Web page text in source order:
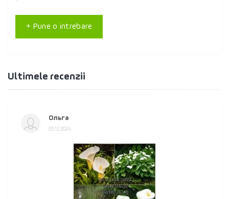
+ Pune o intrebare
Ultimele recenzii
Ольга
05.12.2024